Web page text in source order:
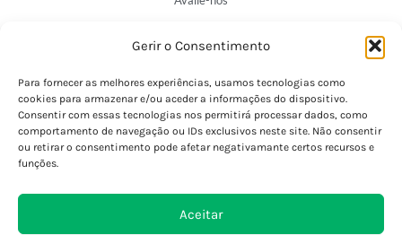
Gerir o Consentimento
Para fornecer as melhores experiências, usamos tecnologias como
cookies para armazenar e/ou aceder a informações do dispositivo.
Consentir com essas tecnologias nos permitirá processar dados, como
comportamento de navegação ou IDs exclusivos neste site. Não consentir
ou retirar o consentimento pode afetar negativamante certos recursos e
funções.
Aceitar
Porto - Trindade
Porto - Boavista
Porto - Foz
Porto - S. João
Barcelos